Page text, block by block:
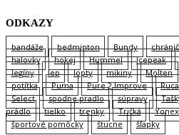
ODKAZY
bandáže bedminton Bundy
halovky
hokej Hummel Icepeak
legíny
lep lopty mikiny Molten
potítka
Puma Pure 2 Improve
Select
spodne pradlo súpravy
prádlo
tielko trenky Tričká Yonex
športové pomôcky
štucne šľapky